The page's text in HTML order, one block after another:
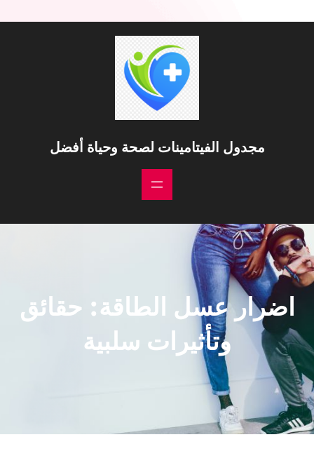
مجدول الفيتامينات لصحة وحياة أفضل
اضرار عسل الطاقة: حقائق
وتأثيرات سلبية